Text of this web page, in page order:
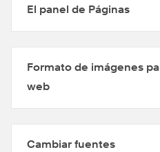
El panel de Páginas
Formato de imágenes
web
Cambiar fuentes